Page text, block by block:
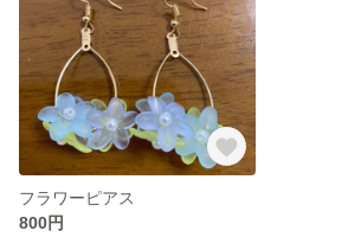
フラワーピアス
800円